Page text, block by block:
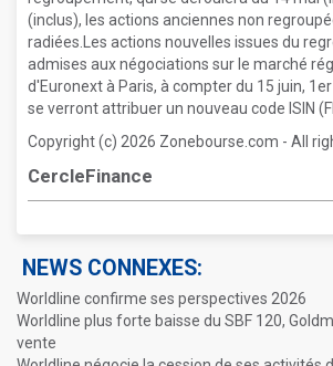
(inclus), les actions anciennes non
radiées.Les actions nouvelles issues du
admises aux négociations sur le marché
d'Euronext à Paris, à compter du 15 juin,
se verront attribuer un nouveau code ISIN
Copyright (c) 2026 Zonebourse.com - All
CercleFinance
NEWS CONNEXES:
Worldline confirme ses perspectives 2026
Worldline plus forte baisse du SBF 120,
vente